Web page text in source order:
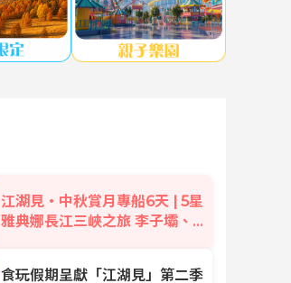
江湖見・中秋賞月專船6天 | 5星
雅典娜長江三峽之旅 李子壩、解
食玩假期呈獻「江湖見」第二季